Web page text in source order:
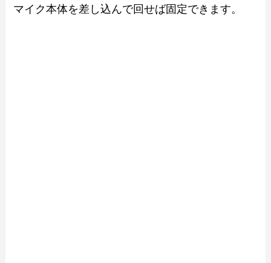
マイク本体を差し込んで回せば固定できます。